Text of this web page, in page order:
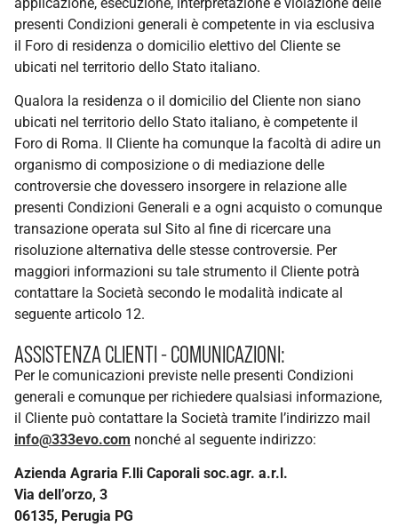
presenti Condizioni generali è competente in via esclusiva
il Foro di residenza o domicilio elettivo del Cliente se
ubicati nel territorio dello Stato italiano.
Qualora la residenza o il domicilio del Cliente non siano
ubicati nel territorio dello Stato italiano, è competente il
Foro di Roma. Il Cliente ha comunque la facoltà di adire un
organismo di composizione o di mediazione delle
controversie che dovessero insorgere in relazione alle
presenti Condizioni Generali e a ogni acquisto o comunque
transazione operata sul Sito al fine di ricercare una
risoluzione alternativa delle stesse controversie. Per
maggiori informazioni su tale strumento il Cliente potrà
contattare la Società secondo le modalità indicate al
seguente articolo 12.
ASSISTENZA CLIENTI - COMUNICAZIONI:
Per le comunicazioni previste nelle presenti Condizioni
generali e comunque per richiedere qualsiasi informazione,
il Cliente può contattare la Società tramite l’indirizzo mail
info@333evo.com nonché al seguente indirizzo:
Azienda Agraria F.lli Caporali soc.agr. a.r.l.
Via dell’orzo, 3
06135, Perugia PG